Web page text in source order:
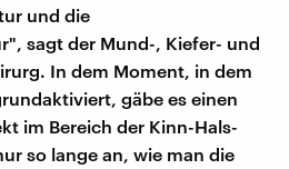
und die
sagt der Mund-, Kiefer- und
In dem Moment, in dem
gäbe es einen
im Bereich der Kinn-Hals-
so lange an, wie man die